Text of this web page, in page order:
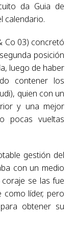
da Guia de
calendario.
Co 03) concretó
posición
luego de haber
contener los
quien con un
y una mejor
pocas vueltas
gestión del
con un medio
se las fue
como líder, pero
obtener su